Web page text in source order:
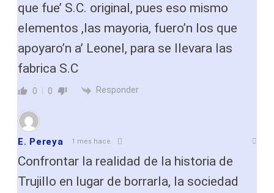
que fue’ S.C. original, pues eso mismo
elementos ,las mayoria, fuero’n los que
apoyaro’n a’ Leonel, para se llevara las
fabrica S.C
0 0 Responder
E. Pereya 1 mes hace
Confrontar la realidad de la historia de
Trujillo en lugar de borrarla, la sociedad